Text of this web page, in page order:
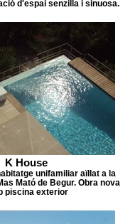
d'espai senzilla i sinuosa.
K House
unifamiliar aïllat a la
Mató de Begur. Obra nova
piscina exterior